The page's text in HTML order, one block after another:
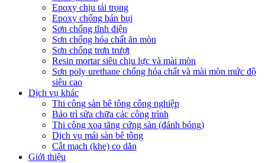
Epoxy chịu tải trọng
Epoxy chống bán bụi
Sơn chống tĩnh điện
Sơn chống hóa chất ăn mòn
Sơn chống trơn trượt
Resin mortar siêu chịu lực và mài mòn
Sơn poly urethane chống hóa chất và mài mòn mức độ
siêu cao
Dịch vụ khác
Thi công sàn bê tông công nghiệp
Bảo trì sửa chữa các công trình
Thi công xoa tăng cứng sàn (đánh bóng)
Dịch vụ mái sàn bê tông
Cắt mạch (khe) co dãn
Giới thiệu